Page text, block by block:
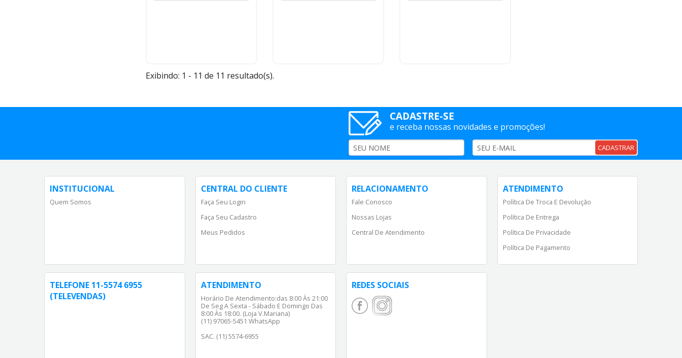
Exibindo: 1 - 11 de 11 resultado(s).
CADASTRE-SE
e receba nossas novidades e promoções!
CADASTRAR
INSTITUCIONAL
Quem Somos
CENTRAL DO CLIENTE
Faça Seu Login
Faça Seu Cadastro
Meus Pedidos
RELACIONAMENTO
Fale Conosco
Nossas Lojas
Central De Atendimento
ATENDIMENTO
Política De Troca E Devolução
Política De Entrega
Política De Privacidade
Política De Pagamento
TELEFONE 11-5574 6955
(TELEVENDAS)
ATENDIMENTO
Horário De Atendimento:das 8:00 Às 21:00
De Seg A Sexta - Sábado E Domingo Das
8:00 Às 18:00. (Loja V.Mariana)
(11) 97065-5451 WhatsApp
SAC. (11) 5574-6955
REDES SOCIAIS